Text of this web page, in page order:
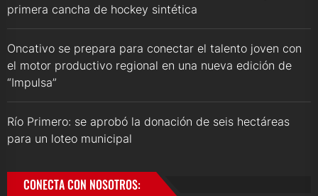
primera cancha de hockey sintética
Oncativo se prepara para conectar el talento joven con
el motor productivo regional en una nueva edición de
“Impulsa”
Río Primero: se aprobó la donación de seis hectáreas
para un loteo municipal
CONECTA CON NOSOTROS: